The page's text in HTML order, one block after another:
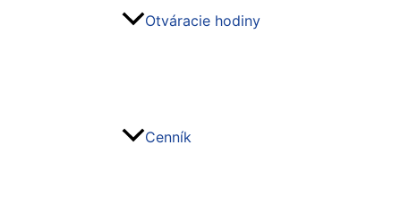
Otváracie hodiny
Cenník